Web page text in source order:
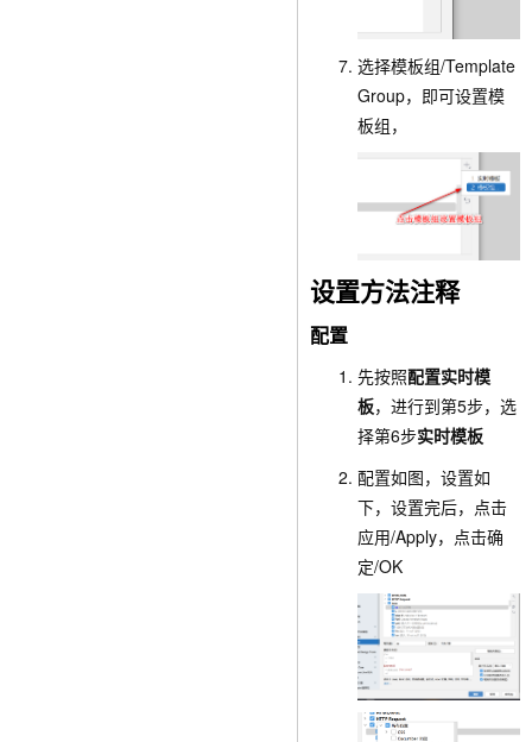
选择模板组/Template
Group，即可设置模
板组，
设置方法注释
配置
先按照配置实时模
板，进行到第5步，选
择第6步实时模板
配置如图，设置如
下，设置完后，点击
应用/Apply，点击确
定/OK